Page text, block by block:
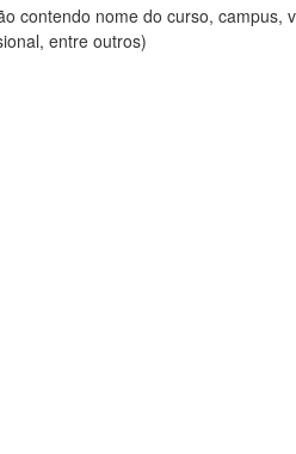
contendo nome do curso, campus,
entre outros)